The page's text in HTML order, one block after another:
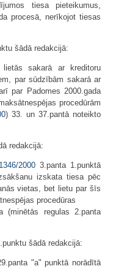
tiesa pieteikumus,
procesā, nerīkojot tiesas
šādā redakcijā:
lietās sakarā ar kreditoru
par sūdzībām sakarā ar
par Padomes 2000.gada
procedūrām
) 33. un 37.pantā noteikto
redakcijā:
1346/2000 3.panta 1.punktā
izskata tiesa pēc
vietas, bet lietu par šīs
procedūras
(minētās regulas 2.panta
šādā redakcijā:
"a" punktā norādītā